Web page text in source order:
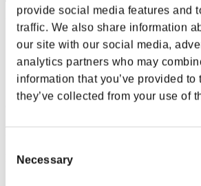
provide social media features and
traffic. We also share information
our site with our social media,
analytics partners who may
information that you’ve provided to
they’ve collected from your use of
Selection
Necessary
Desafío de nivel núm. 510
17.03.2020 15:00 (JST) - 23.03.2020
Página del evento
Solo
Cooperativo
(Los rankings se actualizan cada 6 horas.)
Rankings
Posición